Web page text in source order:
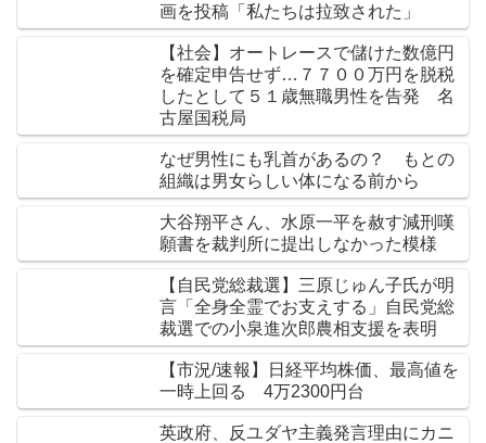
画を投稿「私たちは拉致された」
【社会】オートレースで儲けた数億円
を確定申告せず…７７００万円を脱税
したとして５１歳無職男性を告発 名
古屋国税局
なぜ男性にも乳首があるの？ もとの
組織は男女らしい体になる前から
大谷翔平さん、水原一平を赦す減刑嘆
願書を裁判所に提出しなかった模様
【自民党総裁選】三原じゅん子氏が明
言「全身全霊でお支えする」自民党総
裁選での小泉進次郎農相支援を表明
【市況/速報】日経平均株価、最高値を
一時上回る 4万2300円台
英政府、反ユダヤ主義発言理由にカニ